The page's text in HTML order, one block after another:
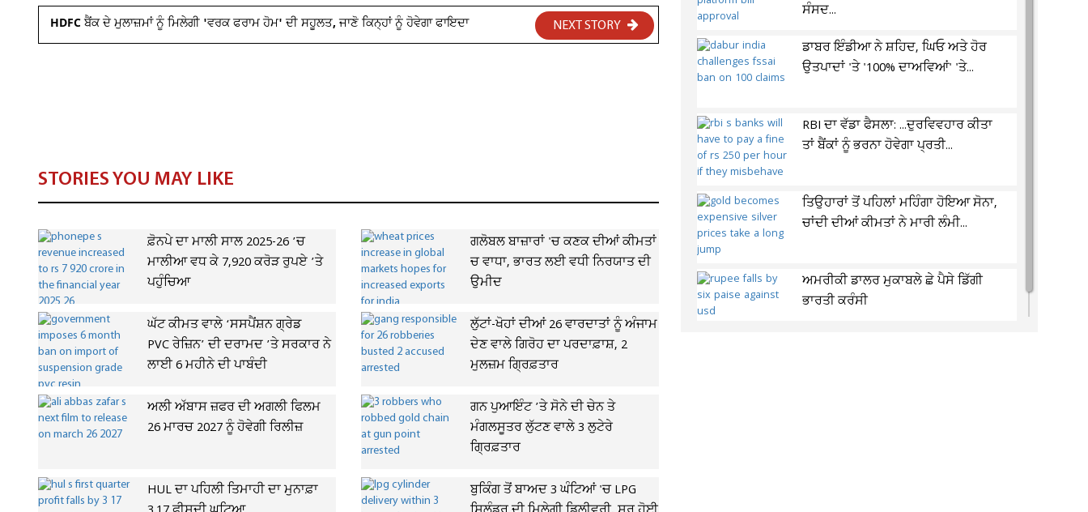
HDFC ਬੈਂਕ ਦੇ ਮੁਲਾਜ਼ਮਾਂ ਨੂੰ ਮਿਲੇਗੀ 'ਵਰਕ ਫਰਾਮ ਹੋਮ' ਦੀ ਸਹੂਲਤ, ਜਾਣੋ ਕਿਨ੍ਹਾਂ ਨੂੰ ਹੋਵੇਗਾ ਫਾਇਦਾ NEXT STORY
STORIES YOU MAY LIKE
ਫ਼ੋਨਪੇ ਦਾ ਮਾਲੀ ਸਾਲ 2025-26 ’ਚ
ਮਾਲੀਆ ਵਧ ਕੇ 7,920 ਕਰੋੜ ਰੁਪਏ ’ਤੇ
ਪਹੁੰਚਿਆ
ਗਲੋਬਲ ਬਾਜ਼ਾਰਾਂ 'ਚ ਕਣਕ ਦੀਆਂ ਕੀਮਤਾਂ
ਚ ਵਾਧਾ, ਭਾਰਤ ਲਈ ਵਧੀ ਨਿਰਯਾਤ ਦੀ
ਉਮੀਦ
ਘੱਟ ਕੀਮਤ ਵਾਲੇ ‘ਸਸਪੈਂਸ਼ਨ ਗ੍ਰੇਡ
PVC ਰੇਜ਼ਿਨ’ ਦੀ ਦਰਾਮਦ ’ਤੇ ਸਰਕਾਰ ਨੇ
ਲਾਈ 6 ਮਹੀਨੇ ਦੀ ਪਾਬੰਦੀ
ਲੁੱਟਾਂ-ਖੋਹਾਂ ਦੀਆਂ 26 ਵਾਰਦਾਤਾਂ ਨੂੰ ਅੰਜਾਮ
ਦੇਣ ਵਾਲੇ ਗਿਰੋਹ ਦਾ ਪਰਦਾਫ਼ਾਸ਼, 2
ਮੁਲਜ਼ਮ ਗ੍ਰਿਫ਼ਤਾਰ
ਅਲੀ ਅੱਬਾਸ ਜ਼ਫਰ ਦੀ ਅਗਲੀ ਫਿਲਮ
26 ਮਾਰਚ 2027 ਨੂੰ ਹੋਵੇਗੀ ਰਿਲੀਜ਼
ਗਨ ਪੁਆਇੰਟ ’ਤੇ ਸੋਨੇ ਦੀ ਚੇਨ ਤੇ
ਮੰਗਲਸੂਤਰ ਲੁੱਟਣ ਵਾਲੇ 3 ਲੁਟੇਰੇ
ਗ੍ਰਿਫ਼ਤਾਰ
HUL ਦਾ ਪਹਿਲੀ ਤਿਮਾਹੀ ਦਾ ਮੁਨਾਫ਼ਾ
ਬੁਕਿੰਗ ਤੋਂ ਬਾਅਦ 3 ਘੰਟਿਆਂ 'ਚ LPG
ਸੰਸਦ...
ਡਾਬਰ ਇੰਡੀਆ ਨੇ ਸ਼ਹਿਦ, ਘਿਓ ਅਤੇ ਹੋਰ
ਉਤਪਾਦਾਂ 'ਤੇ '100% ਦਾਅਵਿਆਂ' 'ਤੇ...
RBI ਦਾ ਵੱਡਾ ਫੈਸਲਾ: ...ਦੁਰਵਿਵਹਾਰ ਕੀਤਾ
ਤਾਂ ਬੈਂਕਾਂ ਨੂੰ ਭਰਨਾ ਹੋਵੇਗਾ ਪ੍ਰਤੀ...
ਤਿਉਹਾਰਾਂ ਤੋਂ ਪਹਿਲਾਂ ਮਹਿੰਗਾ ਹੋਇਆ ਸੋਨਾ,
ਚਾਂਦੀ ਦੀਆਂ ਕੀਮਤਾਂ ਨੇ ਮਾਰੀ ਲੰਮੀ...
ਅਮਰੀਕੀ ਡਾਲਰ ਮੁਕਾਬਲੇ ਛੇ ਪੈਸੇ ਡਿੱਗੀ
ਭਾਰਤੀ ਕਰੰਸੀ